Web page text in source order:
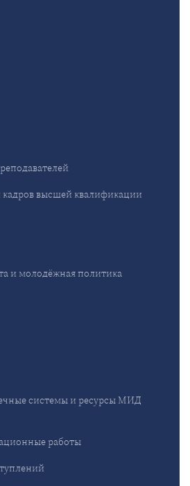
кадров высшей квалификации
и молодёжная политика
системы и ресурсы МИД
работы